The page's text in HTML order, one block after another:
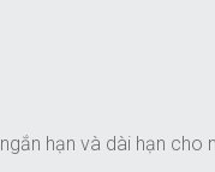
hạn và dài hạn